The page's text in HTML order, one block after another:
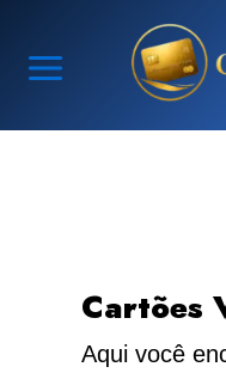
Cartões
Aqui você